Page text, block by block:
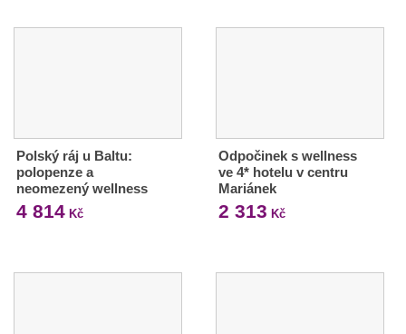
Polský ráj u Baltu:
polopenze a
neomezený wellness
4 814 Kč
Odpočinek s wellness
ve 4* hotelu v centru
Mariánek
2 313 Kč